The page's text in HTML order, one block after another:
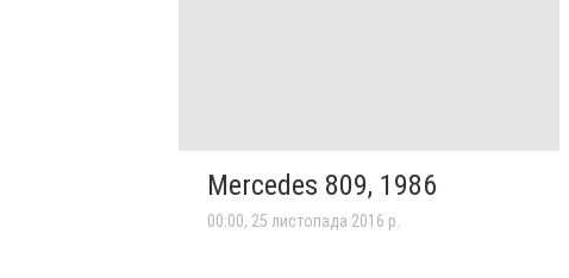
Mercedes 809, 1986
00:00, 25 листопада 2016 р.